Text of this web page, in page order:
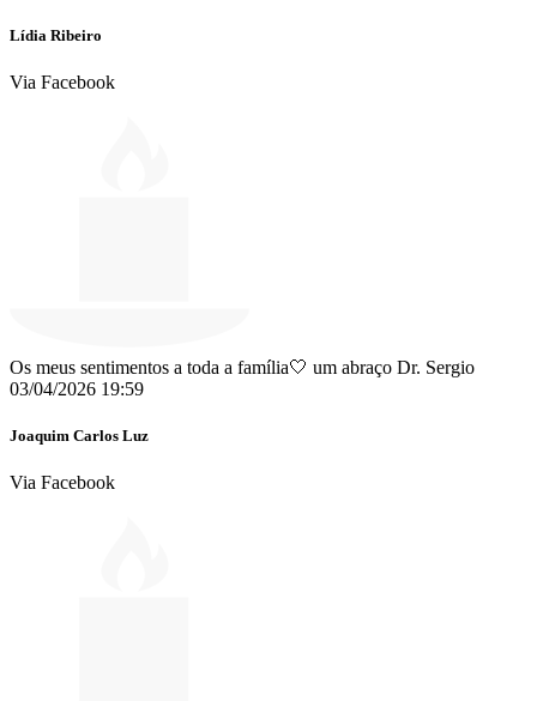
Lídia Ribeiro
Via Facebook
Os meus sentimentos a toda a família️🤍 um abraço Dr. Sergio
03/04/2026 19:59
Joaquim Carlos Luz
Via Facebook